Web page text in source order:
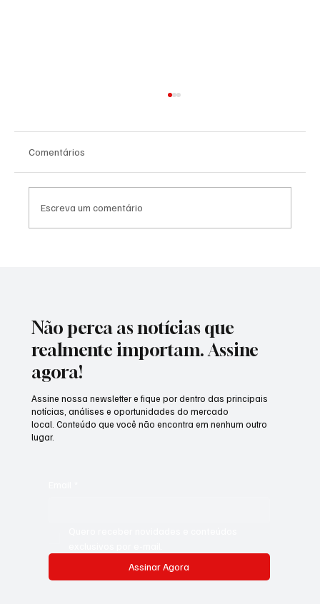
Comentários
Escreva um comentário
Não perca as notícias que
realmente importam. Assine
agora!
Assinar Agora
Assine nossa newsletter e fique por dentro das principais
notícias, análises e oportunidades do mercado
local. Conteúdo que você não encontra em nenhum outro
lugar.